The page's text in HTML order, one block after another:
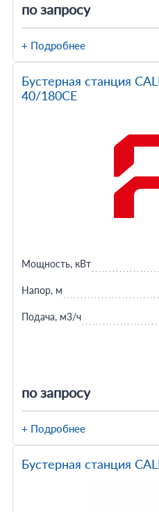
по запросу
+ Подробнее
Бустерная станция
40/180CE
по запросу
Мощность, кВт
Напор, м
Подача, м3/ч
+ Подробнее
Бустерная станция